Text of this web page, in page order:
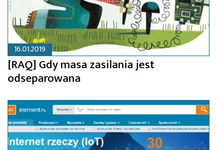
16.01.2019
[RAQ] Gdy masa zasilania jest
odseparowana